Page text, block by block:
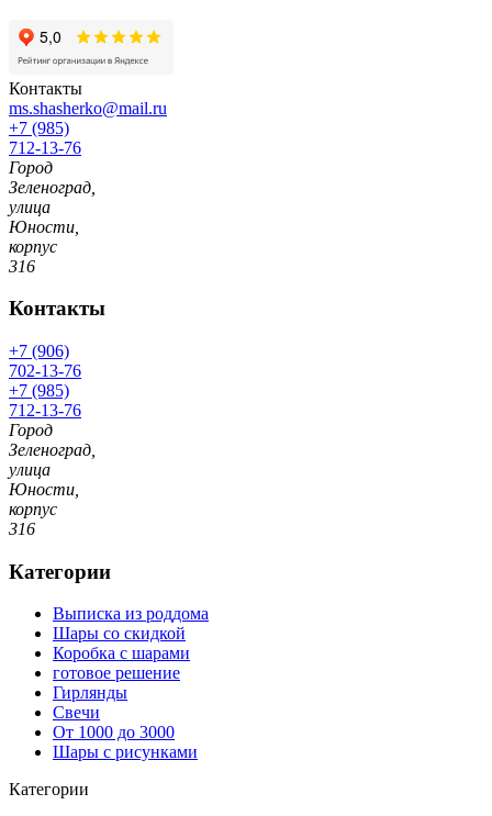
Контакты
ms.shasherko@mail.ru
+7 (985)
712-13-76
Город
Зеленоград,
улица
Юности,
корпус
316
Контакты
+7 (906)
702-13-76
+7 (985)
712-13-76
Город
Зеленоград,
улица
Юности,
корпус
316
Категории
Выписка из роддома
Шары со скидкой
Коробка с шарами
готовое решение
Гирлянды
Свечи
От 1000 до 3000
Шары с рисунками
Категории